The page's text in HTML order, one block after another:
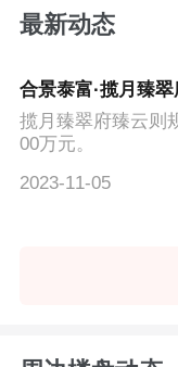
最新动态
合景泰富·揽月臻
揽月臻翠府臻云则
00万元。
2023-11-05